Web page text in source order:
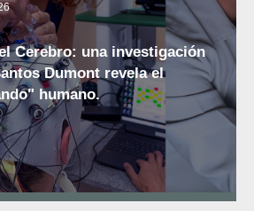
Cerebro: una investigación
Dumont revela el
humano.